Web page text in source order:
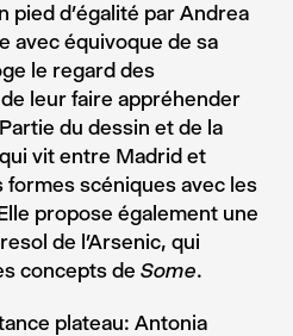
pied d’égalité par Andrea
avec équivoque de sa
le regard des
leur faire appréhender
du dessin et de la
vit entre Madrid et
scéniques avec les
propose également une
de l’Arsenic, qui
concepts de Some.
plateau: Antonia